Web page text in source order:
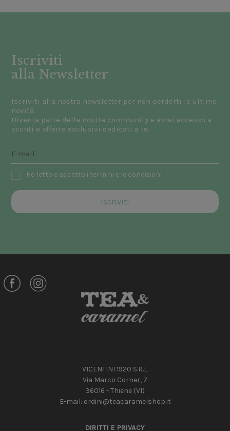
Iscriviti
alla Newsletter
Iscriviti alla nostra newsletter per non perderti le ultime
novità.
Diventa parte della nostra community e avrai accesso a
sconti e offerte esclusivi dedicati a te.
Ho letto e accetto i termini e le condizioni
VICENTINI 1920 S.R.L.
Via Marco Corner, 7
36016 - Thiene (VI)
E-mail: ordini@teacaramelshop.it
DIRITTI E PRIVACY